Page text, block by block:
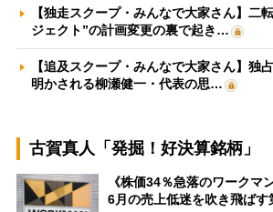
【独走スクープ・みんなで大家さん】二
ジェクト”の計画変更の裏で起き…
【追及スクープ・みんなで大家さん】独
明かされる柳瀬健一・代表の思…
古賀真人「発掘！好決算銘柄」
《株価34％急落のワークマ
6月の売上低迷を吹き飛ば